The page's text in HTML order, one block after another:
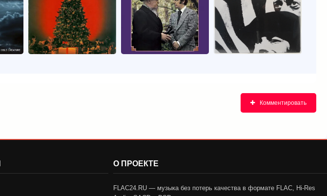
Комментировать
О ПРОЕКТЕ
FLAC24.RU — музыка без потерь качества в формате FLAC, Hi-Res